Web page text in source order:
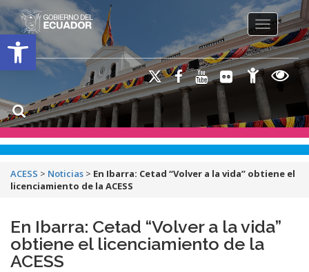
Open toolbar
Toggle
ACESS > Noticias > En Ibarra: Cetad “Volver a la vida” obtiene el
licenciamiento de la ACESS
En Ibarra: Cetad “Volver a la vida”
obtiene el licenciamiento de la
ACESS